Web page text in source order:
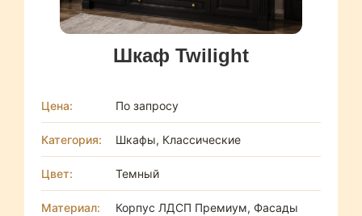
Шкаф Twilight
Цена: По запросу
Категория: Шкафы, Классические
Цвет: Темный
Материал: Корпус ЛДСП Премиум, Фасады